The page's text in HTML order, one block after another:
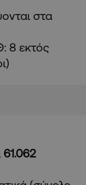
στα
8 εκτός
61.062